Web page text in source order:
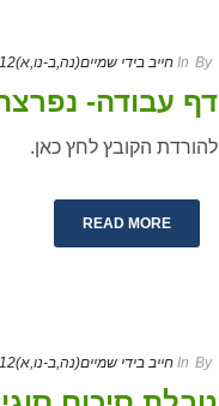
By
In חייב בידי שמיים(נה,ב-נו,א)12 בנובמבר 2019
דף עבודה-
להורדת הקובץ לחץ כאן.
READ MORE
By
In חייב בידי שמיים(נה,ב-נו,א)12 בנובמבר 2019